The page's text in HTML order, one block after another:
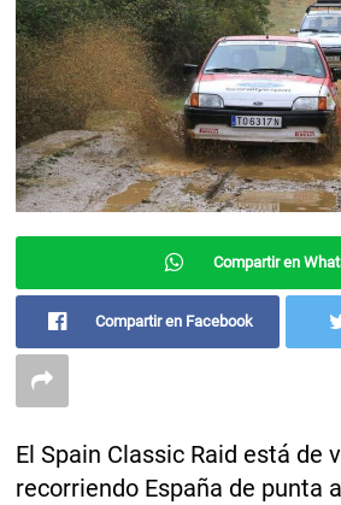
Compartir en
Compartir en Facebook
El Spain Classic Raid está de
recorriendo España de punta